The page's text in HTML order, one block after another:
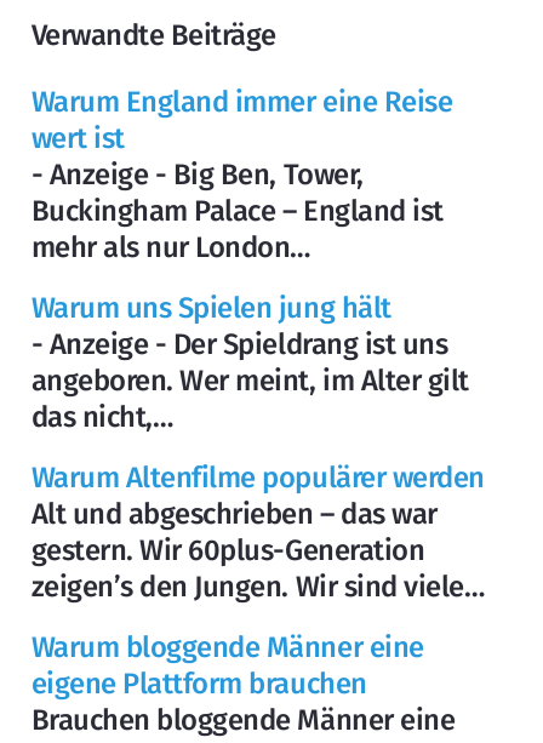
Verwandte Beiträge
Warum England immer eine Reise
wert ist
- Anzeige - Big Ben, Tower,
Buckingham Palace – England ist
mehr als nur London…
Warum uns Spielen jung hält
- Anzeige - Der Spieldrang ist uns
angeboren. Wer meint, im Alter gilt
das nicht,…
Warum Altenfilme populärer werden
Alt und abgeschrieben – das war
gestern. Wir 60plus-Generation
zeigen’s den Jungen. Wir sind viele…
Warum bloggende Männer eine
eigene Plattform brauchen
Brauchen bloggende Männer eine